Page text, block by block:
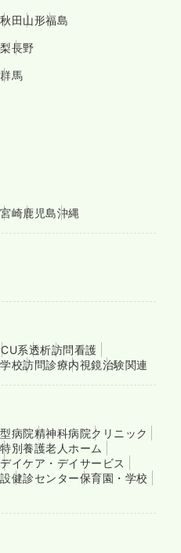
秋田山形福島
長野
群馬
宮崎鹿児島沖縄
系透析訪問看護
校訪問診療内視鏡治験関連
病院精神科病院クリニック
特別養護老人ホーム
デイケア・デイサービス
健診センター保育園・学校